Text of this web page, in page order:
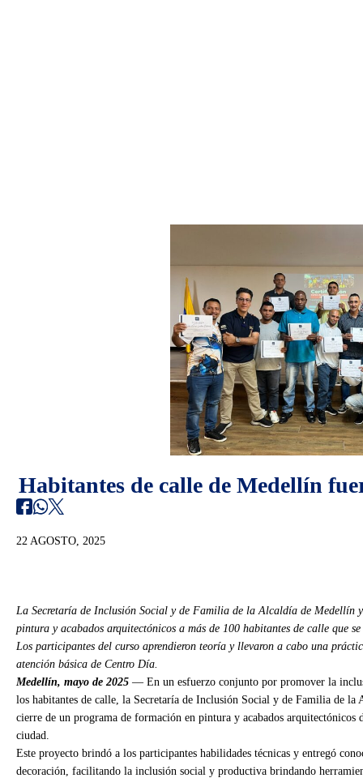
Habitantes de calle de Medellín
22 AGOSTO, 2025
La Secretaría de Inclusión Social y de Familia de la Alcaldía de Medellín
pintura y acabados arquitectónicos a más de 100 habitantes de calle que
Los participantes del curso aprendieron teoría y llevaron a cabo una
atención básica de Centro Día.
Medellín, mayo de 2025 — En un esfuerzo conjunto por promover la
los habitantes de calle, la Secretaría de Inclusión Social y de Familia de
cierre de un programa de formación en pintura y acabados arquitectónicos
ciudad.
Este proyecto brindó a los participantes habilidades técnicas y entregó
decoración, facilitando la inclusión social y productiva brindando